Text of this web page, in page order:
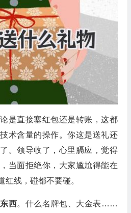
是直接塞红包还是转账，这都
术含量的操作。你这是送礼还
。领导收了，心里膈应，觉得
当面拒绝你，大家尴尬得能在
红线，碰都不要碰。
西。什么名牌包、大金表……